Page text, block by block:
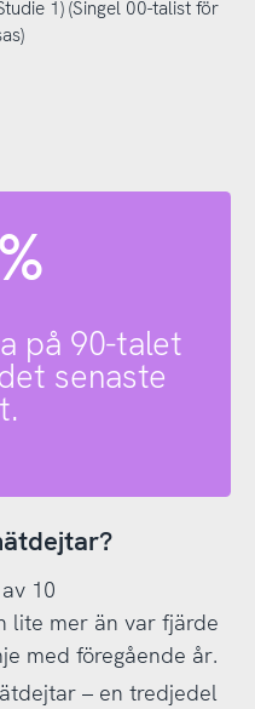
1) (Singel 00-talist för
på 90-talet
senaste
10
lite mer än var fjärde
med föregående år.
– en tredjedel